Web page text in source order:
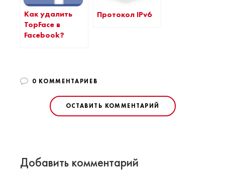
Как удалить
TopFace в
Facebook?
Протокол IPv6
0 КОММЕНТАРИЕВ
ОСТАВИТЬ КОММЕНТАРИЙ
Добавить комментарий